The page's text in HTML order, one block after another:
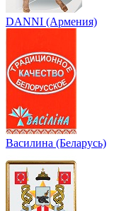
DANNI (Армения)
Василина (Беларусь)